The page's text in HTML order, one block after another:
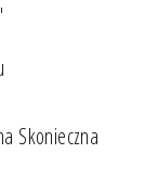
Skonieczna